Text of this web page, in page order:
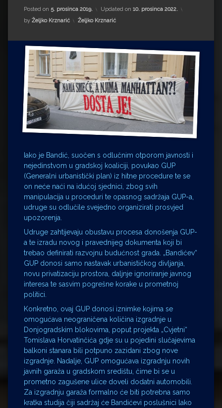
Drugi autori
Drugi autori
Matea Andrić
Ljiljana Lekanić-Kljaić
Željko Krznarić
Mario Lovreković
Posted on 5. prosinca 2019. Updated on 10. prosinca 2022.
by Željko Krznarić Kategorije:
Željko Krznarić
Iako je Bandić, suočen s odlučnim otporom javnosti i
nejedinstvom u gradskoj koaliciji, povukao GUP
(Generalni urbanistički plan) iz hitne procedure te se
on neće naći na idućoj sjednici, zbog svih
manipulacija u proceduri te opasnog sadržaja GUP-a,
udruge su odlučile svejedno organizirati prosvjed
upozorenja.
Udruge zahtijevaju obustavu procesa donošenja GUP-
a te izradu novog i pravednijeg dokumenta koji bi
trebao definirati razvojnu budućnost grada. „Bandićev“
GUP donosi samo nastavak urbanističkog divljanja,
novu privatizaciju prostora, daljnje ignoriranje javnog
interesa te sasvim pogrešne korake u prometnoj
politici.
Konkretno, ovaj GUP donosi iznimke kojima se
omogućava neograničena količina izgradnje u
Donjogradskim blokovima, poput projekta „Cvjetni“
Tomislava Horvatinčića gdje su u pojedini slučajevima
balkoni stanara bili potpuno zazidani zbog nove
izgradnje. Nadalje, GUP omogućava izgradnju novih
javnih garaža u gradskom središtu, čime bi se u
prometno zagušene ulice doveli dodatni automobili.
Za izgradnju garaža formalno će biti potrebna samo
kratka studija čiji sadržaj će Bandićevi poslušnici lako